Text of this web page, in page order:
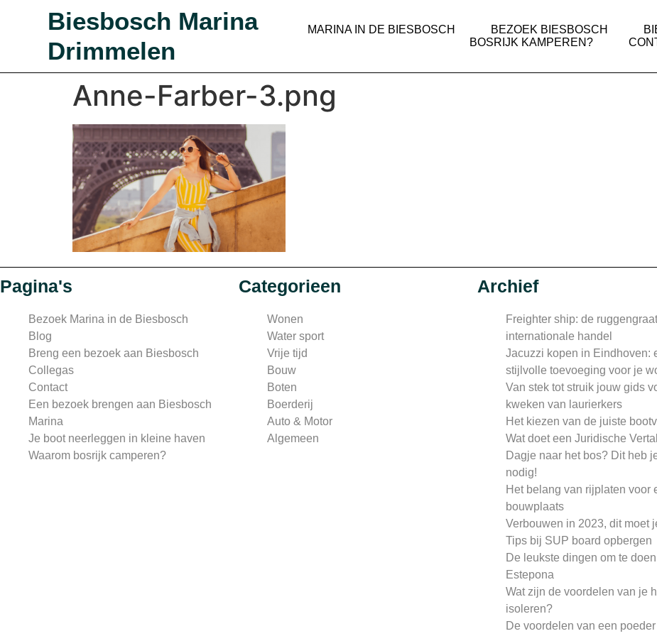
Biesbosch Marina
Drimmelen
MARINA IN DE BIESBOSCH BEZOEK BIESBOSCH
BOSRIJK KAMPEREN?
Anne-Farber-3.png
Pagina's
Bezoek Marina in de Biesbosch
Blog
Breng een bezoek aan Biesbosch
Collegas
Contact
Een bezoek brengen aan Biesbosch
Marina
Je boot neerleggen in kleine haven
Waarom bosrijk camperen?
Categorieen
Wonen
Water sport
Vrije tijd
Bouw
Boten
Boerderij
Auto & Motor
Algemeen
Archief
Freighter ship: de
internationale handel
Jacuzzi kopen in Eindhoven:
stijlvolle toevoeging voor je
Van stek tot struik jouw gids
kweken van laurierkers
Het kiezen van de juiste
Wat doet een Juridische
Dagje naar het bos? Dit heb
nodig!
Het belang van rijplaten voor
bouwplaats
Verbouwen in 2023, dit moet
Tips bij SUP board opbergen
De leukste dingen om te
Estepona
Wat zijn de voordelen van je
isoleren?
De voordelen van een poeder